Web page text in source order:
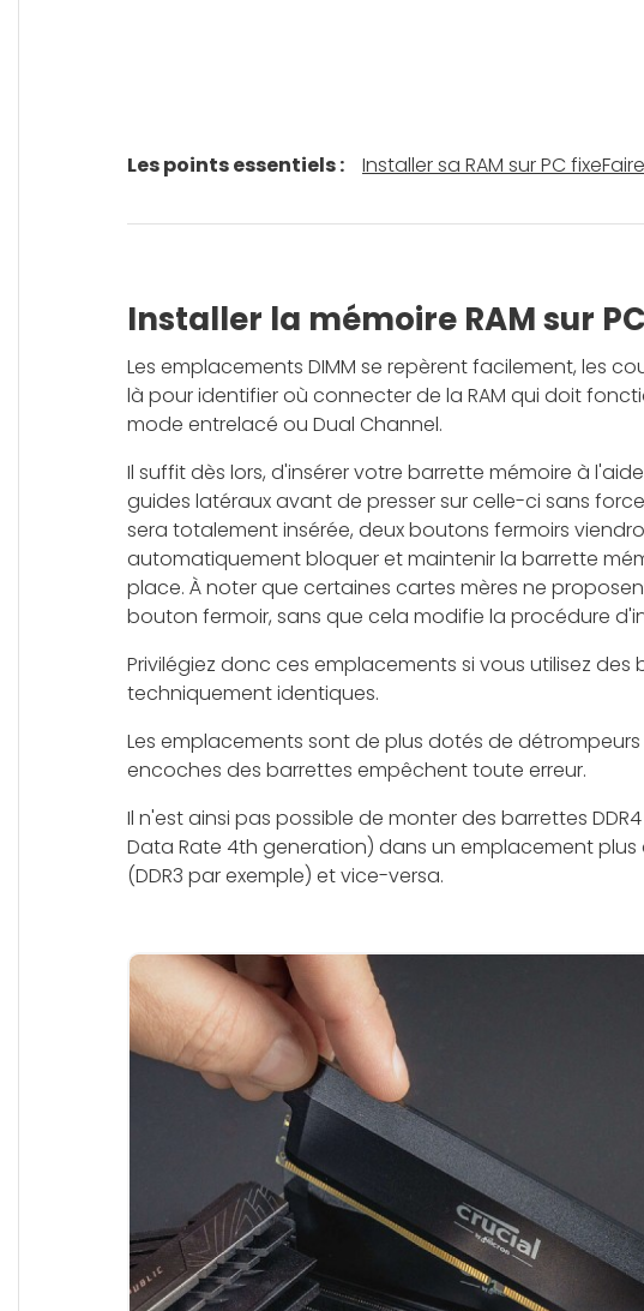
Les points essentiels : Installer sa RAM sur PC fixe
Installer la mémoire RAM sur
Les emplacements DIMM se repèrent facilement, les
là pour identifier où connecter de la RAM qui doit
mode entrelacé ou Dual Channel.
Il suffit dès lors, d'insérer votre barrette mémoire à
guides latéraux avant de presser sur celle-ci sans
sera totalement insérée, deux boutons fermoirs
automatiquement bloquer et maintenir la barrette
place. À noter que certaines cartes mères ne
bouton fermoir, sans que cela modifie la procédure
Privilégiez donc ces emplacements si vous utilisez des
techniquement identiques.
Les emplacements sont de plus dotés de détrompeurs
encoches des barrettes empêchent toute erreur.
Il n'est ainsi pas possible de monter des barrettes
Data Rate 4th generation) dans un emplacement plus
(DDR3 par exemple) et vice-versa.